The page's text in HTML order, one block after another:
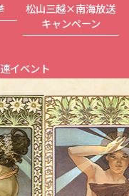
松山三越×南海放送
キャンペーン
イベント